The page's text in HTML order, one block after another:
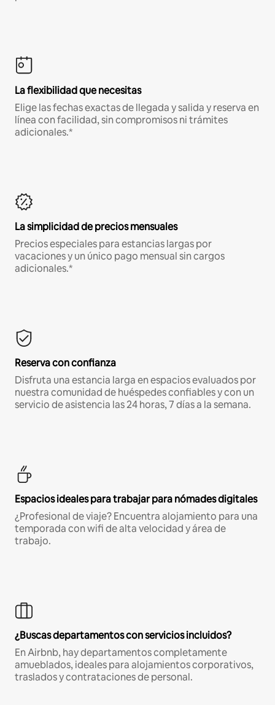
La flexibilidad que necesitas
Elige las fechas exactas de llegada y salida y reserva en
línea con facilidad, sin compromisos ni trámites
adicionales.*
La simplicidad de precios mensuales
Precios especiales para estancias largas por
vacaciones y un único pago mensual sin cargos
adicionales.*
Reserva con confianza
Disfruta una estancia larga en espacios evaluados por
nuestra comunidad de huéspedes confiables y con un
servicio de asistencia las 24 horas, 7 días a la semana.
Espacios ideales para trabajar para nómades digitales
¿Profesional de viaje? Encuentra alojamiento para una
temporada con wifi de alta velocidad y área de
trabajo.
¿Buscas departamentos con servicios incluidos?
En Airbnb, hay departamentos completamente
amueblados, ideales para alojamientos corporativos,
traslados y contrataciones de personal.